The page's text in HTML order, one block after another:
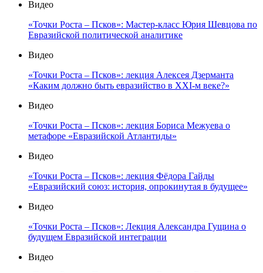
Видео
«Точки Роста – Псков»: Мастер-класс Юрия Шевцова по
Евразийской политической аналитике
Видео
«Точки Роста – Псков»: лекция Алексея Дзерманта
«Каким должно быть евразийство в XXI-м веке?»
Видео
«Точки Роста – Псков»: лекция Бориса Межуева о
метафоре «Евразийской Атлантиды»
Видео
«Точки Роста – Псков»: лекция Фёдора Гайды
«Евразийский союз: история, опрокинутая в будущее»
Видео
«Точки Роста – Псков»: Лекция Александра Гущина о
будущем Евразийской интеграции
Видео